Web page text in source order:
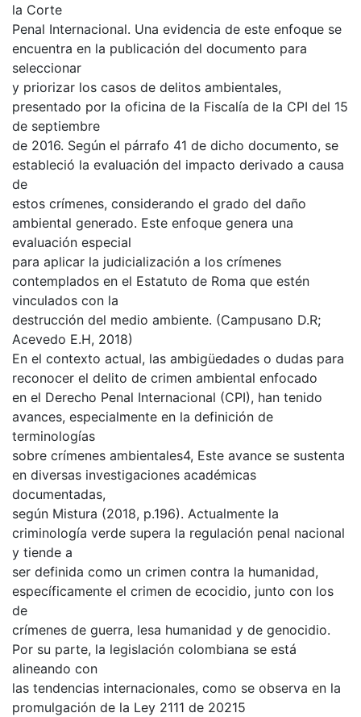
la Corte
Penal Internacional. Una evidencia de este enfoque se
encuentra en la publicación del documento para
seleccionar
y priorizar los casos de delitos ambientales,
presentado por la oficina de la Fiscalía de la CPI del 15
de septiembre
de 2016. Según el párrafo 41 de dicho documento, se
estableció la evaluación del impacto derivado a causa
de
estos crímenes, considerando el grado del daño
ambiental generado. Este enfoque genera una
evaluación especial
para aplicar la judicialización a los crímenes
contemplados en el Estatuto de Roma que estén
vinculados con la
destrucción del medio ambiente. (Campusano D.R;
Acevedo E.H, 2018)
En el contexto actual, las ambigüedades o dudas para
reconocer el delito de crimen ambiental enfocado
en el Derecho Penal Internacional (CPI), han tenido
avances, especialmente en la definición de
terminologías
sobre crímenes ambientales4, Este avance se sustenta
en diversas investigaciones académicas
documentadas,
según Mistura (2018, p.196). Actualmente la
criminología verde supera la regulación penal nacional
y tiende a
ser definida como un crimen contra la humanidad,
específicamente el crimen de ecocidio, junto con los
de
crímenes de guerra, lesa humanidad y de genocidio.
Por su parte, la legislación colombiana se está
alineando con
las tendencias internacionales, como se observa en la
promulgación de la Ley 2111 de 20215